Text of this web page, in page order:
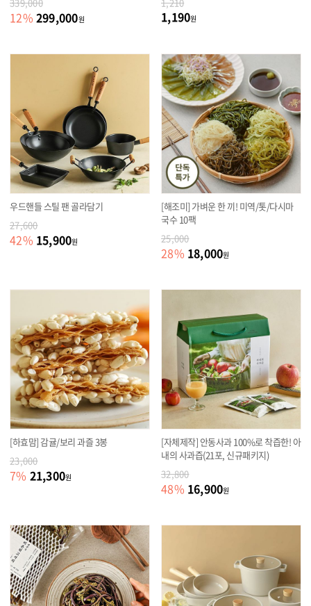
12% 299,000원 1,190원
우드핸들 스틸 팬 골라담기
27,600
42% 15,900원
[해조미] 가벼운 한 끼! 미역/톳/다시마
국수 10팩
25,000
28% 18,000원
[하효맘] 감귤/보리 과즐 3봉
23,000
7% 21,300원
[자체제작] 안동사과 100%로 착즙한! 아
내의 사과즙(21포, 신규패키지)
32,800
48% 16,900원